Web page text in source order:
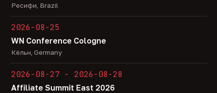
Ресифи, Brazil
2026-08-25
WN Conference Cologne
Кёльн, Germany
2026-08-27 - 2026-08-28
Affiliate Summit East 2026